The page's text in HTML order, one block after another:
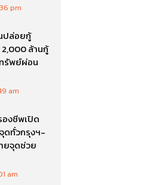
pm
ปล่อยกู้
2,000 ล้านกู้
รัพย์ผ่อน
am
งชีพเปิด
ดทั่วกรุงฯ-
ยจุดช่วย
am